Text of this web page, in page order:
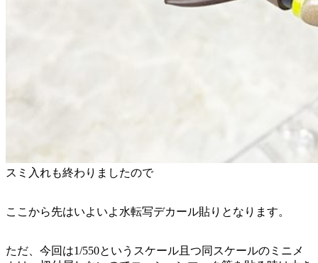
スミ入れも終わりましたので
ここから先はいよいよ水転写デカール貼りとなります。
ただ、今回は1/550というスケール且つ同スケールのミニメ